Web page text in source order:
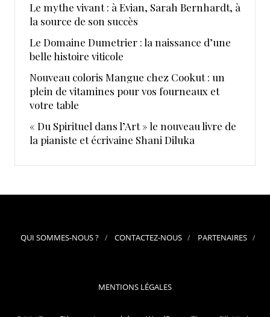
Le mythe vivant : à Evian, Sarah Bernhardt, à
la source de son succès
Le Domaine Dumetrier : la naissance d’une
belle histoire viticole
Nouveau coloris Mangue chez Cookut : un
plein de vitamines pour vos fourneaux et
votre table
« Du Spirituel dans l’Art » le nouveau livre de
la pianiste et écrivaine Shani Diluka
QUI SOMMES-NOUS ? CONTACTEZ-NOUS PARTENAIRES
MENTIONS LÉGALES